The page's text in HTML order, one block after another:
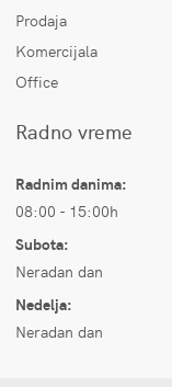
Prodaja
Komercijala
Office
Radno vreme
Radnim danima:
08:00 - 15:00h
Subota:
Neradan dan
Nedelja:
Neradan dan